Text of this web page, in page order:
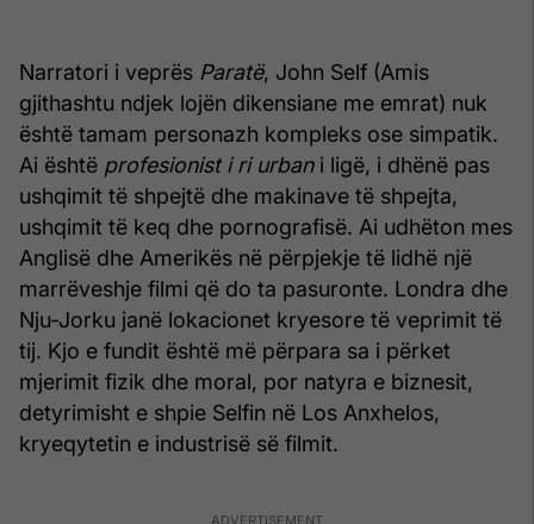
Narratori i veprës Paratë, John Self (Amis
gjithashtu ndjek lojën dikensiane me emrat) nuk
është tamam personazh kom­pleks ose simpatik.
Ai është profesionist i ri urbani ligë, i dhënë pas
ushqimit të shpejtë dhe makinave të shpejta,
ushqimit të keq dhe pornografisë. Ai udhëton mes
Anglisë dhe Amerikës në përpjekje të lidhë një
marrëveshje filmi që do ta pasuronte. Londra dhe
Nju-Jorku janë lokacionet kryesore të veprimit të
tij. Kjo e fundit është më përpara sa i përket
mjerimit fizik dhe moral, por natyra e biznesit,
detyrimisht e shpie Selfin në Los Anxhelos,
kryeqytetin e industrisë së filmit.